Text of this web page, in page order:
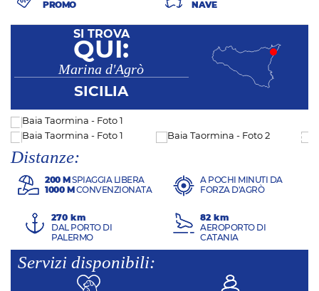
PROMO
NAVE
SI TROVA
QUI:
Marina d'Agrò
SICILIA
Distanze:
200 M SPIAGGIA LIBERA
1000 M CONVENZIONATA
A POCHI MINUTI DA
FORZA D'AGRÒ
270 km
DAL PORTO DI
PALERMO
82 km
AEROPORTO DI
CATANIA
Servizi disponibili: